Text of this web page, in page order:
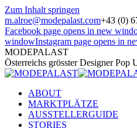
Zum Inhalt springen
m.alroe@modepalast.com+43 (0)
Facebook page opens in new
windowInstagram page opens in
MODEPALAST
Österreichs grösster Designer Pop
ABOUT
MARKTPLÄTZE
AUSSTELLERGUIDE
STORIES